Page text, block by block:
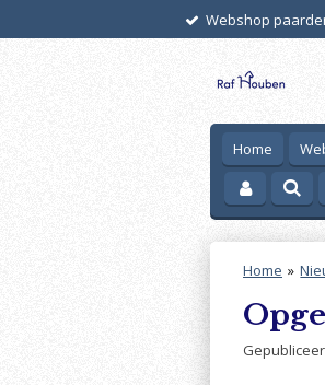
Webshop
Home
Home »